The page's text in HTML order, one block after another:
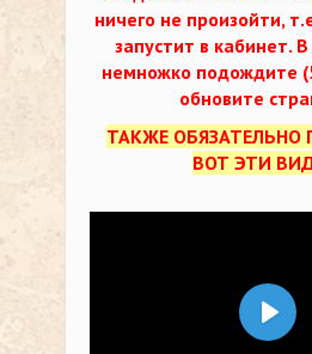
ничего не произойти,
запустит в кабинет.
немножко подождите
обновите
ТАКЖЕ ОБЯЗАТЕЛЬНО
ВОТ ЭТИ